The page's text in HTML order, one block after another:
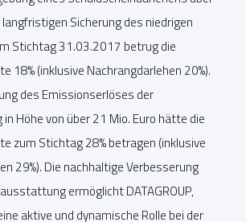
Sicherung des niedrigen
Stichtag 31.03.2017 betrug die
18% (inklusive Nachrangdarlehen 20%).
des Emissionserlöses der
Höhe von über 21 Mio. Euro hätte die
zum Stichtag 28% betragen (inklusive
29%). Die nachhaltige Verbesserung
ermöglicht DATAGROUP,
aktive und dynamische Rolle bei der